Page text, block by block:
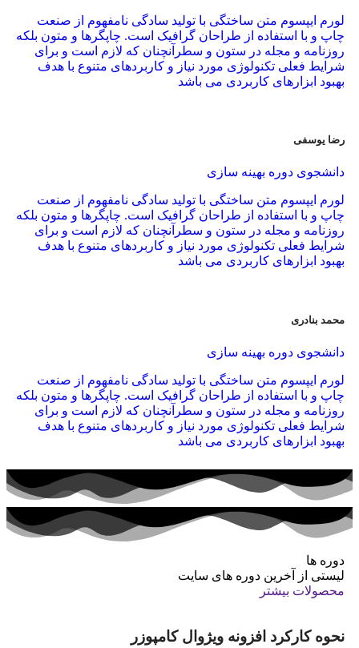
لورم ایپسوم متن ساختگی با تولید سادگی نامفهوم از صنعت
چاپ و با استفاده از طراحان گرافیک است. چاپگرها و متون بلکه
روزنامه و مجله در ستون و سطرآنچنان که لازم است و برای
شرایط فعلی تکنولوژی مورد نیاز و کاربردهای متنوع با هدف
بهبود ابزارهای کاربردی می باشد
رضا یوسفی
دانشجوی دوره بهینه سازی
لورم ایپسوم متن ساختگی با تولید سادگی نامفهوم از صنعت
چاپ و با استفاده از طراحان گرافیک است. چاپگرها و متون بلکه
روزنامه و مجله در ستون و سطرآنچنان که لازم است و برای
شرایط فعلی تکنولوژی مورد نیاز و کاربردهای متنوع با هدف
بهبود ابزارهای کاربردی می باشد
محمد بنادری
دانشجوی دوره بهینه سازی
لورم ایپسوم متن ساختگی با تولید سادگی نامفهوم از صنعت
چاپ و با استفاده از طراحان گرافیک است. چاپگرها و متون بلکه
روزنامه و مجله در ستون و سطرآنچنان که لازم است و برای
شرایط فعلی تکنولوژی مورد نیاز و کاربردهای متنوع با هدف
بهبود ابزارهای کاربردی می باشد
دوره ها
لیستی از آخرین دوره های سایت
محصولات بیشتر
نحوه کارکرد افزونه ویژوال کامپوزر